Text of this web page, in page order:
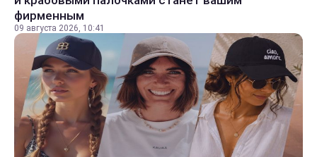
фирменным
09 августа 2026, 10:41